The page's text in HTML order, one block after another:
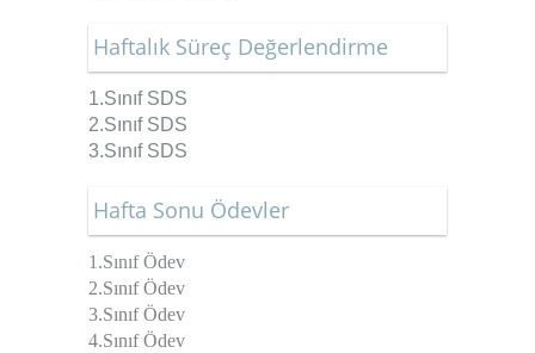
Haftalık Süreç Değerlendirme
1.Sınıf SDS
2.Sınıf SDS
3.Sınıf SDS
Hafta Sonu Ödevler
1.Sınıf Ödev
2.Sınıf Ödev
3.Sınıf Ödev
4.Sınıf Ödev